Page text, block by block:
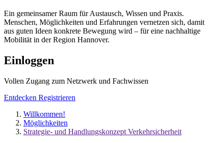
Ein gemeinsamer Raum für Austausch, Wissen und Praxis.
Menschen, Möglichkeiten und Erfahrungen vernetzen sich, damit
aus guten Ideen konkrete Bewegung wird – für eine nachhaltige
Mobilität in der Region Hannover.
Einloggen
Vollen Zugang zum Netzwerk und Fachwissen
Entdecken Registrieren
Willkommen!
Möglichkeiten
Strategie- und Handlungskonzept Verkehrsicherheit